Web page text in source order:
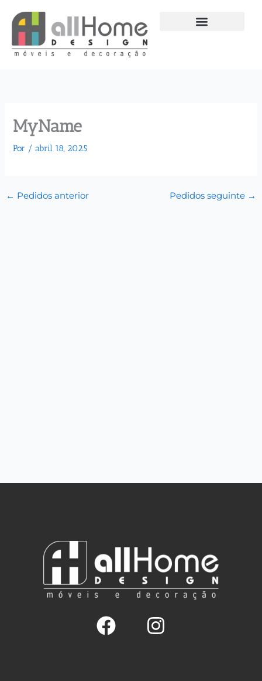
para
conteúdo
MyName
Por /abril 18, 2025
← Pedidos anterior Pedidos seguinte →